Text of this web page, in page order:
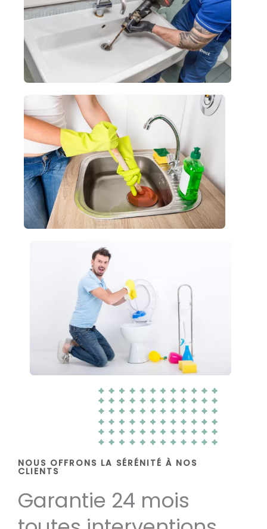
NOUS OFFRONS LA SÉRÉNITÉ À NOS
CLIENTS
Garantie 24 mois